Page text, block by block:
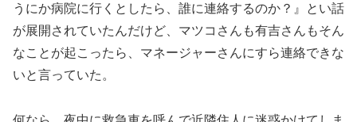
うにか病院に行くとしたら、誰に連絡するのか？』とい話
が展開されていたんだけど、マツコさんも有吉さんもそん
なことが起こったら、マネージャーさんにすら連絡できな
いと言っていた。